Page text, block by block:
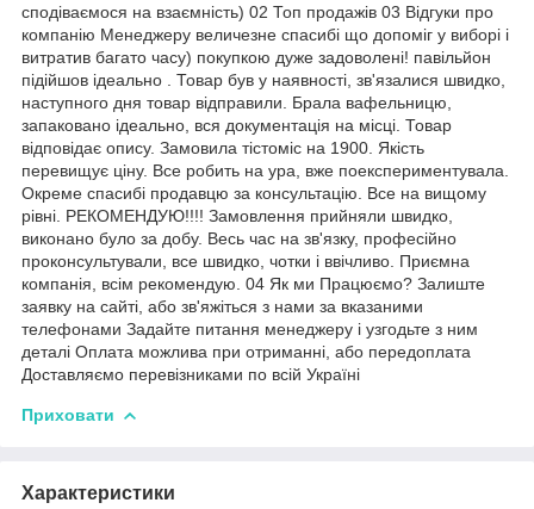
сподіваємося на взаємність) 02 Топ продажів 03 Відгуки про
компанію Менеджеру величезне спасибі що допоміг у виборі і
витратив багато часу) покупкою дуже задоволені! павільйон
підійшов ідеально . Товар був у наявності, зв'язалися швидко,
наступного дня товар відправили. Брала вафельницю,
запаковано ідеально, вся документація на місці. Товар
відповідає опису. Замовила тістоміс на 1900. Якість
перевищує ціну. Все робить на ура, вже поекспериментувала.
Окреме спасибі продавцю за консультацію. Все на вищому
рівні. РЕКОМЕНДУЮ!!!! Замовлення прийняли швидко,
виконано було за добу. Весь час на зв'язку, професійно
проконсультували, все швидко, чотки і ввічливо. Приємна
компанія, всім рекомендую. 04 Як ми Працюємо? Залиште
заявку на сайті, або зв'яжіться з нами за вказаними
телефонами Задайте питання менеджеру і узгодьте з ним
деталі Оплата можлива при отриманні, або передоплата
Доставляємо перевізниками по всій Україні
Приховати
Характеристики